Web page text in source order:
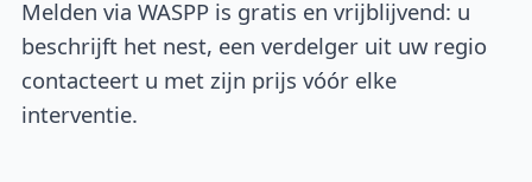
Melden via WASPP is gratis en vrijblijvend: u
beschrijft het nest, een verdelger uit uw regio
contacteert u met zijn prijs vóór elke
interventie.